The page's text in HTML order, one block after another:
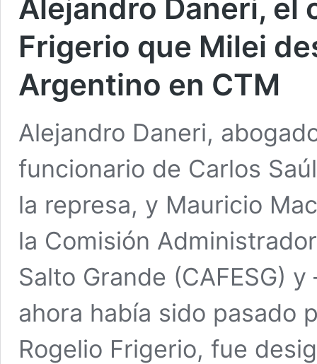
Alejandro Daneri, el
Frigerio que Milei
Argentino en CTM
Alejandro Daneri,
funcionario de Carlos
la represa, y Mauricio
la Comisión
Salto Grande (CAFESG)
ahora había sido pasado
Rogelio Frigerio, fue